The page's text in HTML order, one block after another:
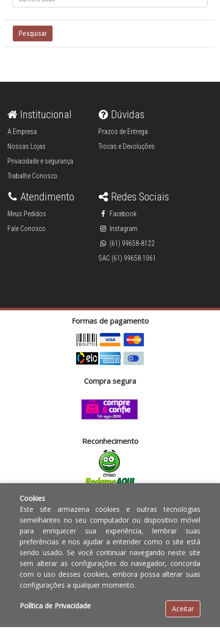
Pesquisar
Institucional
A Empresa
Nossas Lojas
Privacidade e segurança
Trabalhe Conosco
Dúvidas
Prazos de Entrega
Trocas e Devoluções
Atendimento
Meus Pedidos
Fale Conosco
Redes Sociais
Facebook
Instagram
(61) 99658-8122
SAC (61) 99658 1061
Formas de pagamento
Compra segura
Reconhecimento
Powered by:
Copyright © 2010 - 2017 Razão
social Blumenau - RA OBJETOS PARA
O LAR EIRELI CNPJ -
E loja 33 Asa Sul - Brasília-DF - CEP:
Em caso de divergência de
preços, o valor válido é o do
Cookies
Este site armazena cookies e outras tecnologias
semelhantes no seu computador ou dispositivo móvel
para enriquecer sua experiência, lembrar suas
preferências e nos ajudar a entender como o site está
sendo usado. Se você continuar navegando neste site
sem alterar as configurações do navegador, concorda
com o uso desses cookies, embora possa alterar suas
configurações a qualquer momento.
Política de Privacidade Aceitar